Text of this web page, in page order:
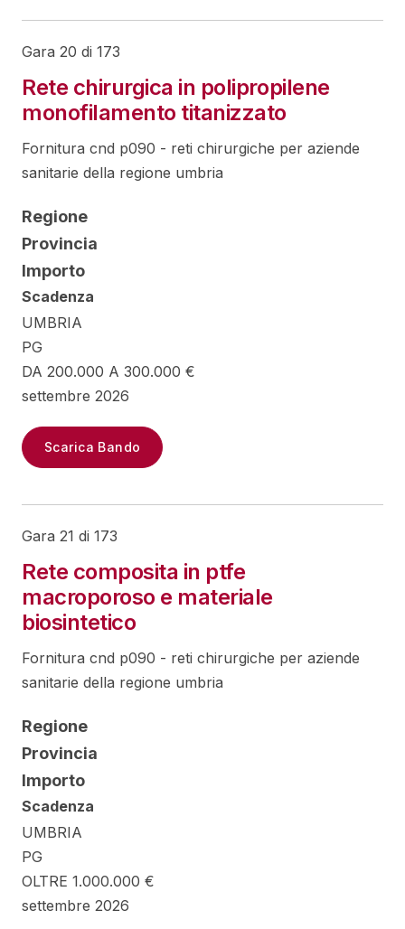
Gara 20 di 173
Rete chirurgica in polipropilene
monofilamento titanizzato
Fornitura cnd p090 - reti chirurgiche per aziende
sanitarie della regione umbria
Regione
Provincia
Importo
Scadenza
UMBRIA
PG
DA 200.000 A 300.000 €
settembre 2026
Scarica Bando
Gara 21 di 173
Rete composita in ptfe
macroporoso e materiale
biosintetico
Fornitura cnd p090 - reti chirurgiche per aziende
sanitarie della regione umbria
Regione
Provincia
Importo
Scadenza
UMBRIA
PG
OLTRE 1.000.000 €
settembre 2026